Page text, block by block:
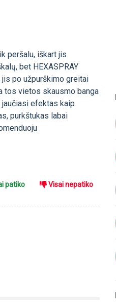
peršalu, iškart jis
bet HEXASPRAY
po užpurškimo greitai
tos vietos skausmo banga
efektas kaip
purkštukas labai
patiko Visai nepatiko